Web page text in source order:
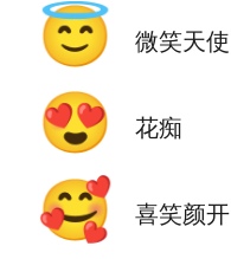
😇 微笑天使
😍 花痴
🥰 喜笑颜开